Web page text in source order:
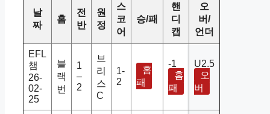
날
짜
홈
전
반
원
정
스
코
어
승/패
핸
디
캡
오
버/
언더
EFL
챔
26-
02-
25
블
랙
번
1
–
2
브
리
스
C
1-
2
홈
패
-1
홈
패
U2.5
오
버